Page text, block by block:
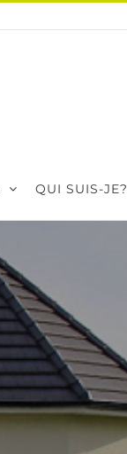
QUI SUIS-JE?